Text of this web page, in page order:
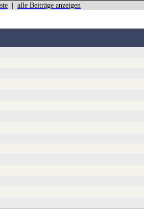
alle Beiträge anzeigen